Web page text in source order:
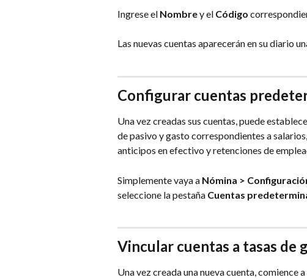
Ingrese el Nombre y el Código
Las nuevas cuentas aparecerán en su diario
Configurar cuentas
Una vez creadas sus cuentas, puede
de pasivo y gasto correspondientes a
anticipos en efectivo y retenciones de
Simplemente vaya a Nómina >
seleccione la pestaña Cuentas
Vincular cuentas a tasas de
Una vez creada una nueva cuenta, comience